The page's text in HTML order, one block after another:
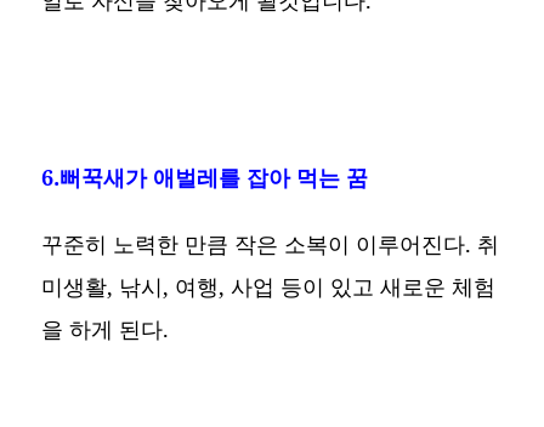
6.뻐꾹새가 애벌레를 잡아 먹는 꿈
꾸준히 노력한 만큼 작은 소복이 이루어진다. 취
미생활, 낚시, 여행, 사업 등이 있고 새로운 체험
을 하게 된다.